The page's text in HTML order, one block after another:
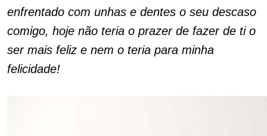
enfrentado com unhas e dentes o seu descaso
comigo, hoje não teria o prazer de fazer de ti o
ser mais feliz e nem o teria para minha
felicidade!